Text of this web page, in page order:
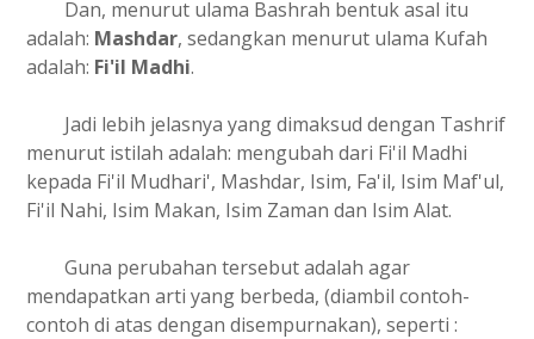
Dan, menurut ulama Bashrah bentuk asal itu
adalah: Mashdar, sedangkan menurut ulama Kufah
adalah: Fi'il Madhi.
Jadi lebih jelasnya yang dimaksud dengan Tashrif
menurut istilah adalah: mengubah dari Fi'il Madhi
kepada Fi'il Mudhari', Mashdar, Isim, Fa'il, Isim Maf'ul,
Fi'il Nahi, Isim Makan, Isim Zaman dan Isim Alat.
Guna perubahan tersebut adalah agar
mendapatkan arti yang berbeda, (diambil contoh-
contoh di atas dengan disempurnakan), seperti :